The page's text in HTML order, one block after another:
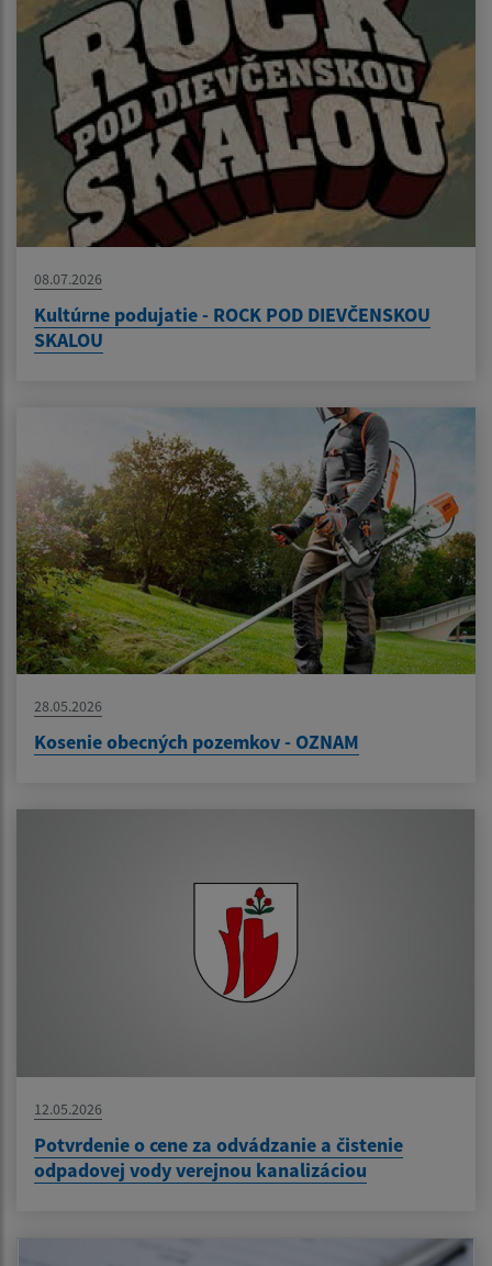
08.07.2026
Kultúrne podujatie - ROCK POD DIEVČENSKOU
SKALOU
28.05.2026
Kosenie obecných pozemkov - OZNAM
12.05.2026
Potvrdenie o cene za odvádzanie a čistenie
odpadovej vody verejnou kanalizáciou